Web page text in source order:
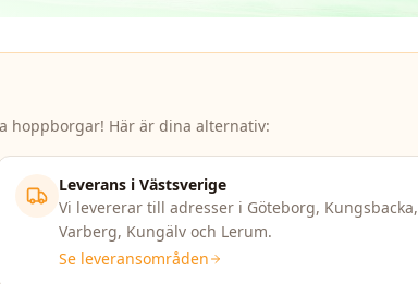
hoppborgar! Här är dina alternativ:
Leverans i Västsverige
Vi levererar till adresser i Göteborg, Kungsbacka,
Varberg, Kungälv och Lerum.
Se leveransområden